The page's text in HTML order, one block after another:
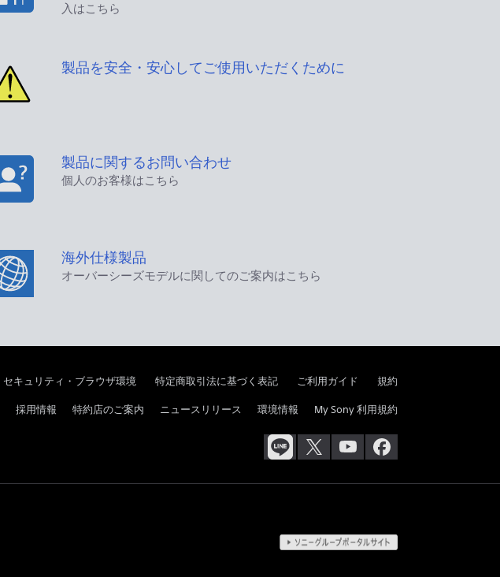
入はこちら
製品を安全・安心してご使用いただくために
製品に関するお問い合わせ
個人のお客様はこちら
海外仕様製品
オーバーシーズモデルに関してのご案内はこちら
セキュリティ・ブラウザ環境 特定商取引法に基づく表記 ご利用ガイド 規約
採用情報 特約店のご案内 ニュースリリース 環境情報 My Sony 利用規約